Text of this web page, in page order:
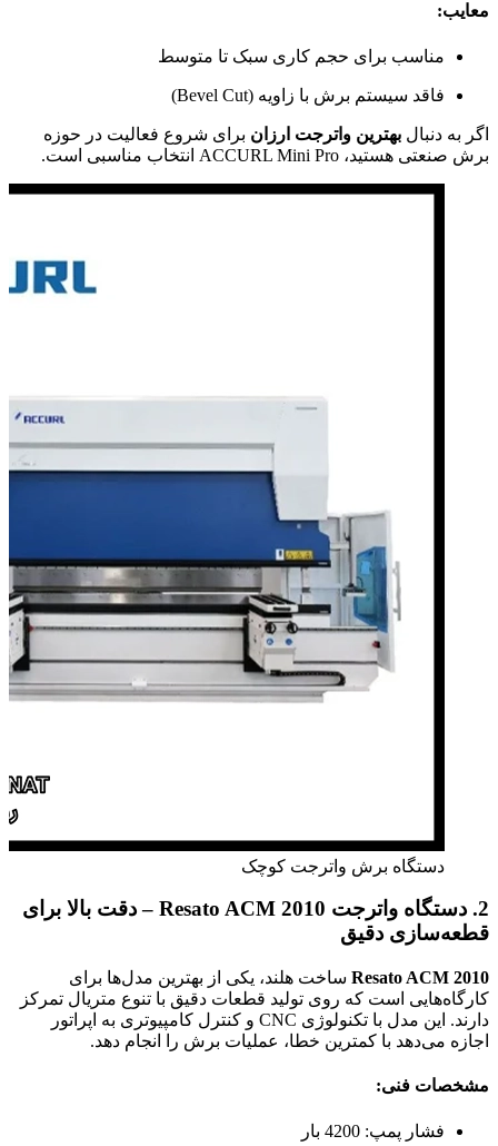
معایب:
مناسب برای حجم کاری سبک تا متوسط
فاقد سیستم برش با زاویه (Bevel Cut)
اگر به دنبال بهترین واترجت ارزان برای شروع فعالیت در حوزه
برش صنعتی هستید، ACCURL Mini Pro انتخاب مناسبی است.
دستگاه برش واترجت کوچک
2. دستگاه واترجت Resato ACM 2010 – دقت بالا برای
قطعه‌سازی دقیق
Resato ACM 2010 ساخت هلند، یکی از بهترین مدل‌ها برای
کارگاه‌هایی است که روی تولید قطعات دقیق با تنوع متریال تمرکز
دارند. این مدل با تکنولوژی CNC و کنترل کامپیوتری به اپراتور
اجازه می‌دهد با کمترین خطا، عملیات برش را انجام دهد.
مشخصات فنی:
فشار پمپ: 4200 بار